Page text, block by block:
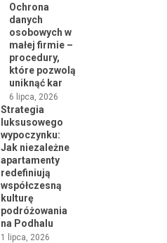
Ochrona
danych
osobowych w
małej firmie –
procedury,
które pozwolą
uniknąć kar
6 lipca, 2026
Strategia
luksusowego
wypoczynku:
Jak niezależne
apartamenty
redefiniują
współczesną
kulturę
podróżowania
na Podhalu
1 lipca, 2026